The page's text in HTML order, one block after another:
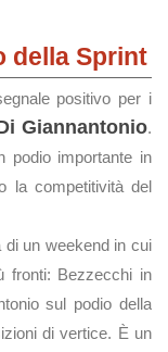
della Sprint
positivo per i
Giannantonio.
podio importante in
la competitività del
di un weekend in cui
fronti: Bezzecchi in
sul podio della
di vertice. È un